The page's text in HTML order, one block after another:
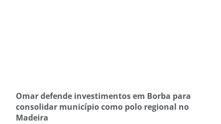
Omar defende investimentos em Borba para
consolidar município como polo regional no
Madeira